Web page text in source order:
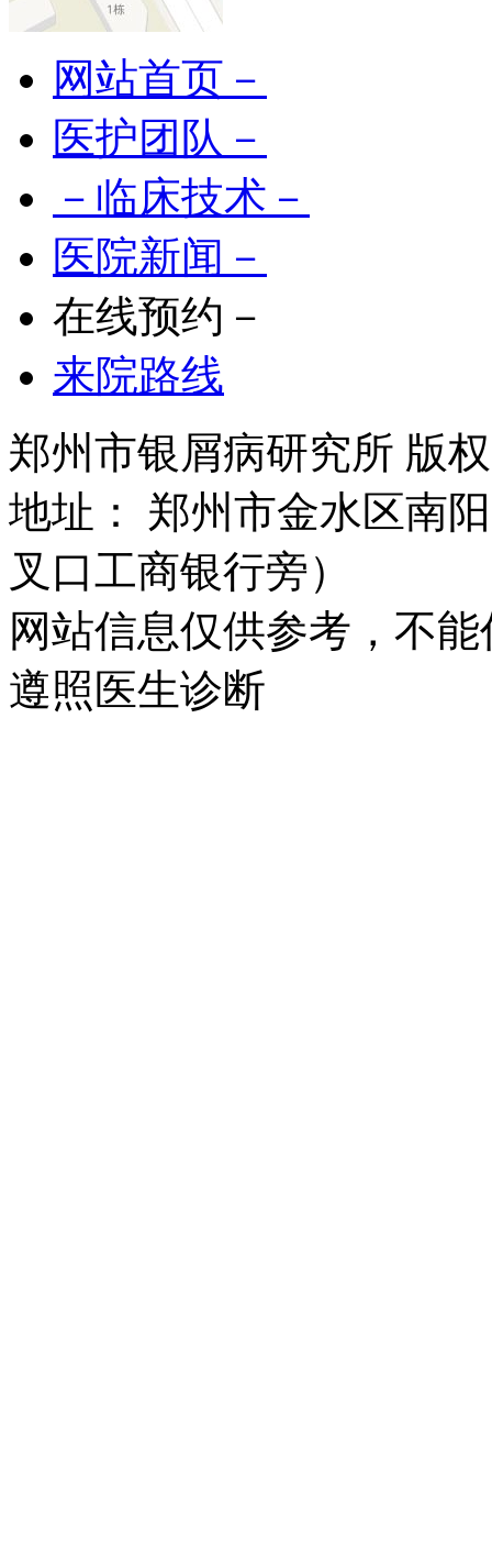
网站首页－
医护团队－
－临床技术－
医院新闻－
在线预约－
来院路线
郑州市银屑病研究所 版
地址： 郑州市金水区南
叉口工商银行旁）
网站信息仅供参考，不
遵照医生诊断